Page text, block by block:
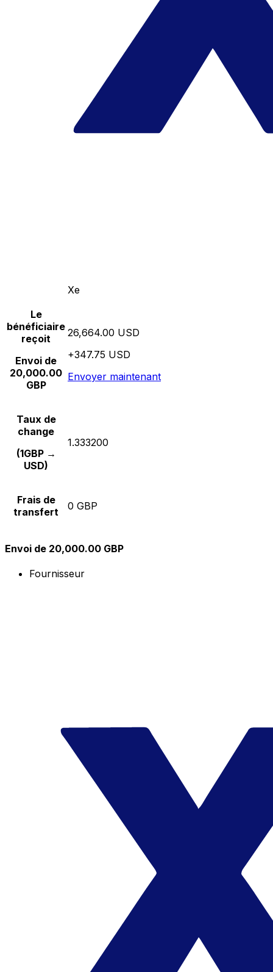
Xe
Le
bénéficiaire
reçoit
Envoi de
20,000.00
GBP
26,664.00 USD
+347.75 USD
Envoyer maintenant
Taux de
change
(1GBP →
USD)
1.333200
Frais de
transfert
0 GBP
Envoi de 20,000.00 GBP
Fournisseur